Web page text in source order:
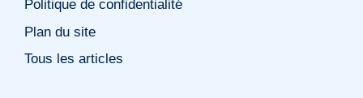
Politique de confidentialité
Plan du site
Tous les articles